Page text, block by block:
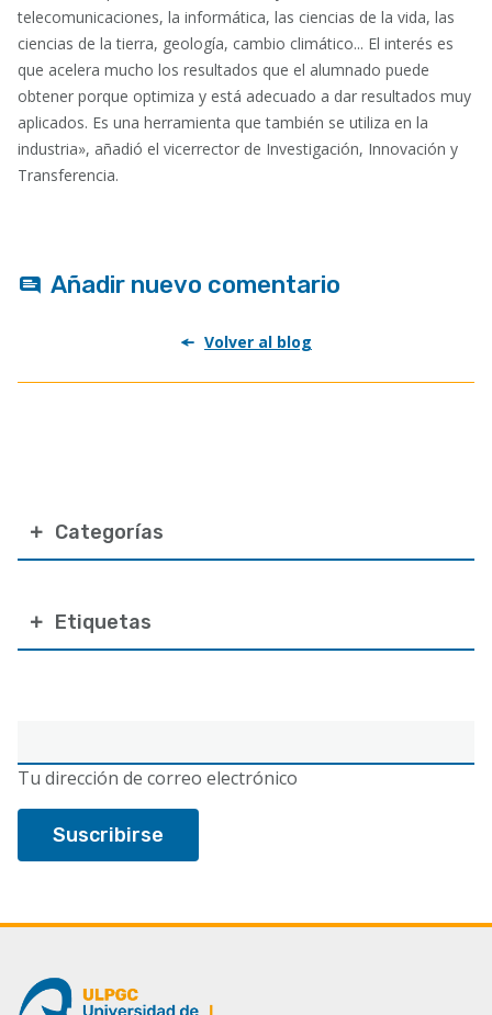
electrónico
Tu dirección de correo electrónico
Categorías
Etiquetas
telecomunicaciones, la informática, las ciencias de la vida, las
ciencias de la tierra, geología, cambio climático... El interés es
que acelera mucho los resultados que el alumnado puede
obtener porque optimiza y está adecuado a dar resultados muy
aplicados. Es una herramienta que también se utiliza en la
industria», añadió el vicerrector de Investigación, Innovación y
Transferencia.
Añadir nuevo comentario
Volver al blog